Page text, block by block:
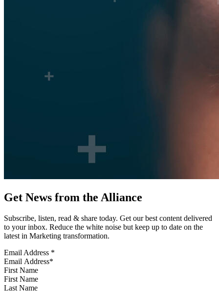
Get News from the Alliance
Subscribe, listen, read & share today. Get our best content delivered
to your inbox. Reduce the white noise but keep up to date on the
latest in Marketing transformation.
Email Address *
First Name
Last Name